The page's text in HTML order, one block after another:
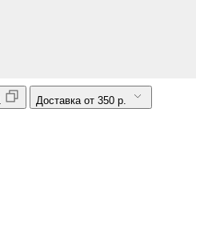
Доставка от 350 р.